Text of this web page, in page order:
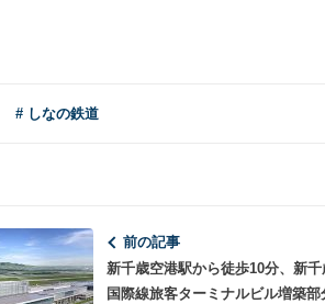
# しなの鉄道
前の記事
新千歳空港駅から徒歩10分、新
国際線旅客ターミナルビル増築部